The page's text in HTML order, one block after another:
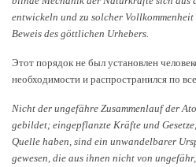
entwickeln und zu solcher
Beweis des göttlichen Urhebers.
Этот порядок не был установлен
необходимости и распространился по
Nicht der ungefähre Zusammenlauf der
gebildet; eingepflanzte Kräfte und Gesetze,
Quelle haben, sind ein unwandelbarer
gewesen, die aus ihnen nicht von ungefähr,